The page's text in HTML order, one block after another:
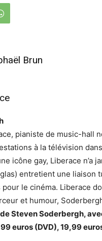
Brun
pianiste de music-hall
à la télévision
icône gay, Liberace n’a
entretient une liaison
le cinéma. Liberace
et humour,
Steven Soderbergh,
euros (DVD), 19,99